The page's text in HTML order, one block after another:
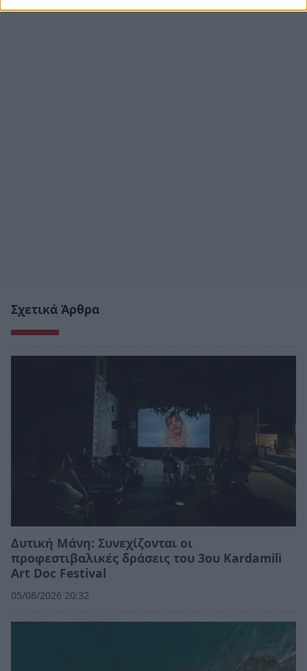
Σχετικά Άρθρα
Δυτική Μάνη: Συνεχίζονται οι
προφεστιβαλικές δράσεις του 3ου Kardamili
Art Doc Festival
05/08/2026 20:32